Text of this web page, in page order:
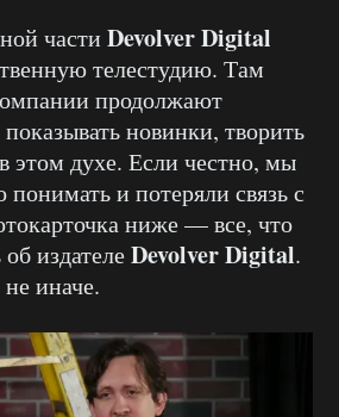
части Devolver Digital
телестудию. Там
продолжают
новинки, творить
этом духе. Если честно, мы
понимать и потеряли связь с
ниже — все, что
издателеDevolver Digital.
иначе.